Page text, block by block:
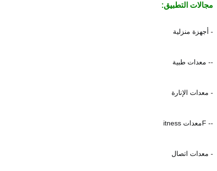
مجالات التطبيق:
- أجهزة منزلية
-- معدات طبية
- معدات الإنارة
-- F معدات itness
- معدات اتصال